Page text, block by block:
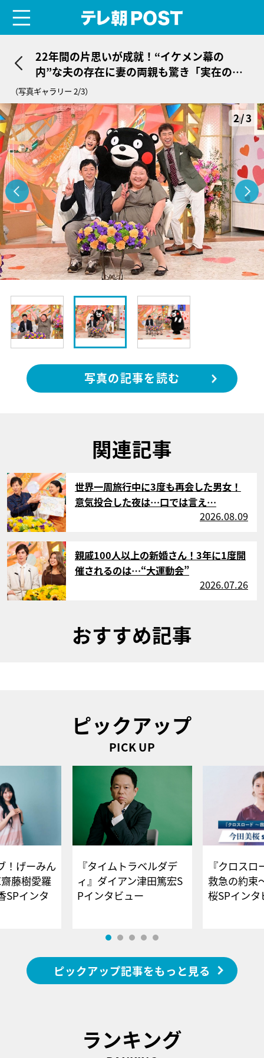
22年間の片思いが成就！“イケメン幕の
内”な夫の存在に妻の両親も驚き「実在の人
物なの!?」
（写真ギャラリー 2/3）
2/3
写真の記事を読む
関連記事
サムネイル
世界一周旅行中に3度も再会した男女！
意気投合した夜は…口では言え…
2026.08.09
サムネイル
親戚100人以上の新婚さん！3年に1度開
催されるのは…“大運動会”
2026.07.26
おすすめ記事
ピックアップ
PICK UP
！げーみん
藤樹愛羅
SPインタ
『タイムトラベルダデ
ィ』ダイアン津田篤宏S
Pインタビュー
『クロス
救急の約束
桜SPイ
ピックアップ記事をもっと見る
ランキング